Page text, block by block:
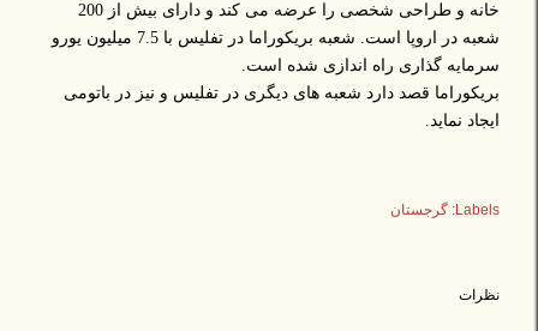
خانه و طراحی شخصی را عرضه می کند و دارای بیش از 200
شعبه در اروپا است. شعبه بریکوراما در تفلیس با 7.5 میلیون یورو
سرمایه گذاری راه اندازی شده است.
بریکوراما قصد دارد شعبه های دیگری در تفلیس و نیز در باتومی
ایجاد نماید.
Labels: گرجستان
نظرات